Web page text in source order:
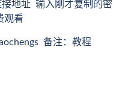
地址 输入刚才复制的密
观看
备注：教程